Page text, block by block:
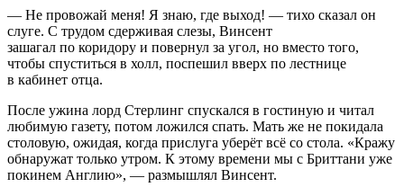
— Не провожай меня! Я знаю, где выход! — тихо сказал он
слуге. С трудом сдерживая слезы, Винсент
зашагал по коридору и повернул за угол, но вместо того,
чтобы спуститься в холл, поспешил вверх по лестнице
в кабинет отца.
После ужина лорд Стерлинг спускался в гостиную и читал
любимую газету, потом ложился спать. Мать же не покидала
столовую, ожидая, когда прислуга уберёт всё со стола. «Кражу
обнаружат только утром. К этому времени мы с Бриттани уже
покинем Англию», — размышлял Винсент.